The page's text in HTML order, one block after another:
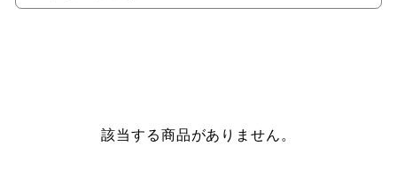
該当する商品がありません。